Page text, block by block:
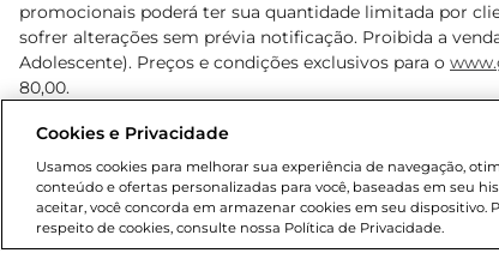
promocionais poderá ter sua quantidade limitada por
sofrer alterações sem prévia notificação. Proibida a
Adolescente). Preços e condições exclusivos para o
80,00.
Cookies e Privacidade
Usamos cookies para melhorar sua experiência de navegação,
conteúdo e ofertas personalizadas para você, baseadas em seu
aceitar, você concorda em armazenar cookies em seu dispositivo.
respeito de cookies, consulte nossa Política de Privacidade.